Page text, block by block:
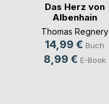
Das Herz von
Albenhain
Thomas Regnery
14,99 € Buch
8,99 € E-Book